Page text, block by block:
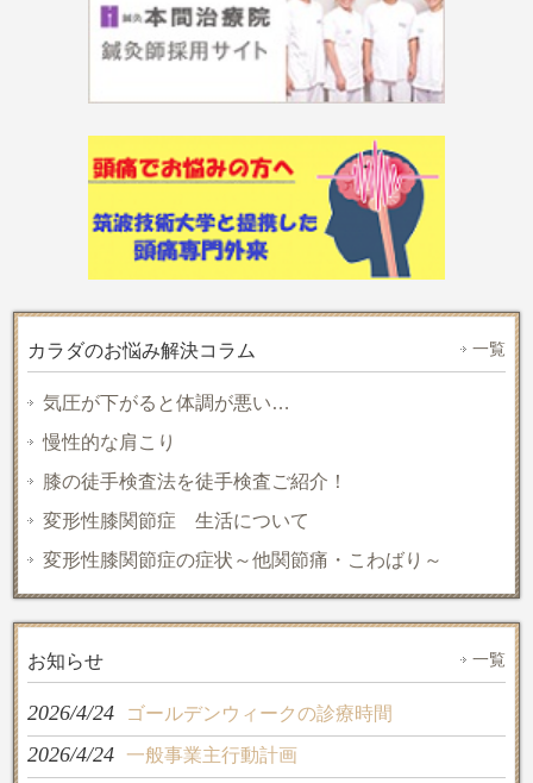
カラダのお悩み解決コラム 一覧
気圧が下がると体調が悪い…
慢性的な肩こり
膝の徒手検査法を徒手検査ご紹介！
変形性膝関節症 生活について
変形性膝関節症の症状～他関節痛・こわばり～
お知らせ 一覧
2026/4/24 ゴールデンウィークの診療時間
2026/4/24 一般事業主行動計画